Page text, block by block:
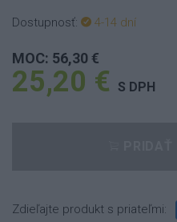
Dostupnosť: 4-14 dní
MOC: 56,30 €
25,20 € S DPH
Zdieľajte produkt s priateľmi: